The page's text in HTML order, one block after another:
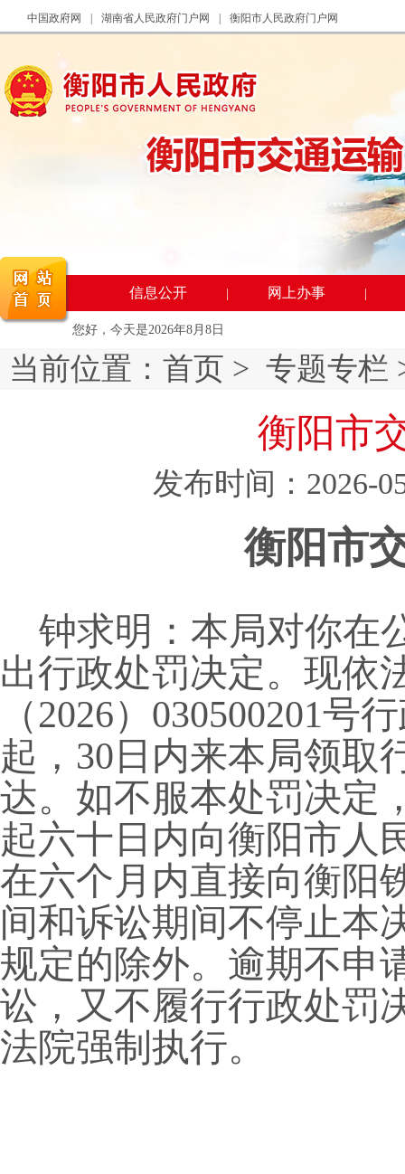
中国政府网 湖南省人民政府门户网 衡阳市人民政府门户网
信息公开 网上办事
您好，今天是2026年8月8日
当前位置： 首页 > 专题专栏
衡阳市
发布时间：2026-
衡阳市
钟求明： 本局对你在
出行政处罚决定。现依
（2026）030500201号
起， 30日内来本局领取
达。 如不服本处罚决定
起六十日内向衡阳市人
在六个月内直接向衡阳
间和诉讼期间不停止本
规定的除外。逾期不申
讼，又不履行行政处罚
法院强制执行。